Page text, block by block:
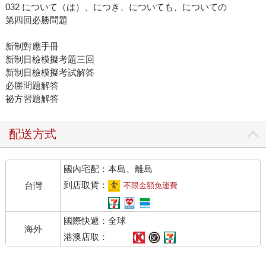
032 について（は）、につき、についても、についての
第四回必勝問題
新制對應手冊
新制日檢模擬考題三回
新制日檢模擬考試解答
必勝問題解答
祕方習題解答
配送方式
台灣
國內宅配：本島、離島
到店取貨：
不限金額免運費
海外
國際快遞：全球
港澳店取：